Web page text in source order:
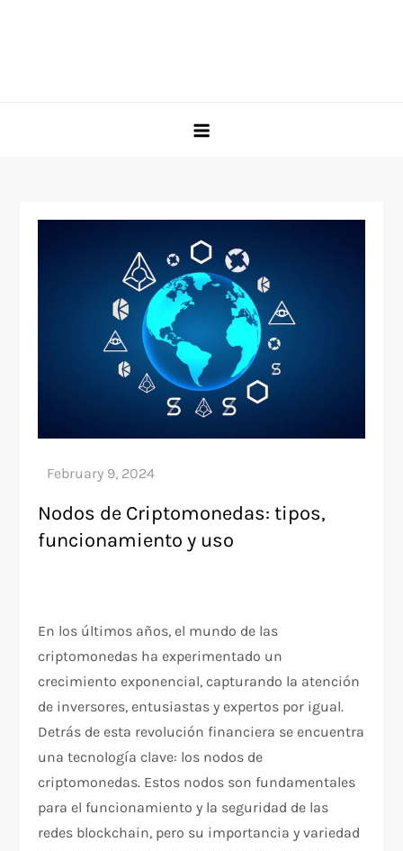
Nodos de Criptomonedas: tipos,
funcionamiento y uso
En los últimos años, el mundo de las
criptomonedas ha experimentado un
crecimiento exponencial, capturando la atención
de inversores, entusiastas y expertos por igual.
Detrás de esta revolución financiera se encuentra
una tecnología clave: los nodos de
criptomonedas. Estos nodos son fundamentales
para el funcionamiento y la seguridad de las
redes blockchain, pero su importancia y variedad